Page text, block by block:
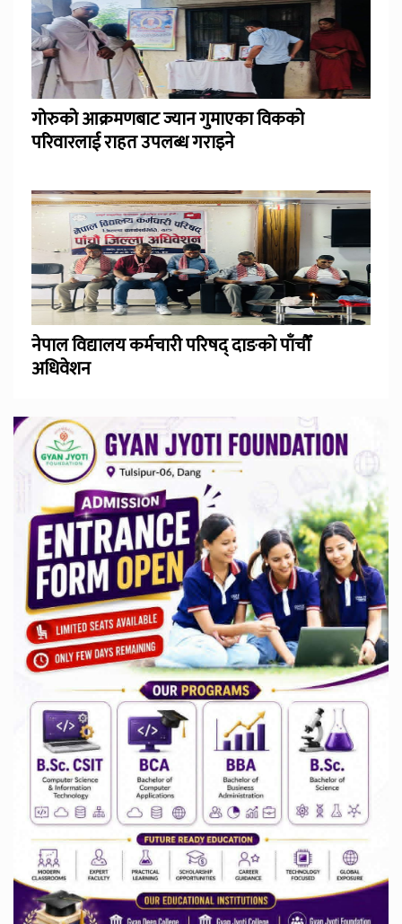
गोरुको आक्रमणबाट ज्यान गुमाएका विकको
परिवारलाई राहत उपलब्ध गराइने
नेपाल विद्यालय कर्मचारी परिषद् दाङको पाँचौँ
अधिवेशन